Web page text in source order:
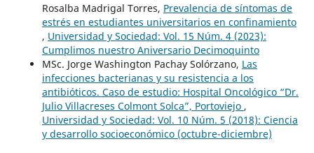
Rosalba Madrigal Torres, Prevalencia de síntomas de
estrés en estudiantes universitarios en confinamiento
, Universidad y Sociedad: Vol. 15 Núm. 4 (2023):
Cumplimos nuestro Aniversario Decimoquinto
MSc. Jorge Washington Pachay Solórzano, Las
infecciones bacterianas y su resistencia a los
antibióticos. Caso de estudio: Hospital Oncológico “Dr.
Julio Villacreses Colmont Solca”, Portoviejo ,
Universidad y Sociedad: Vol. 10 Núm. 5 (2018): Ciencia
y desarrollo socioeconómico (octubre-diciembre)